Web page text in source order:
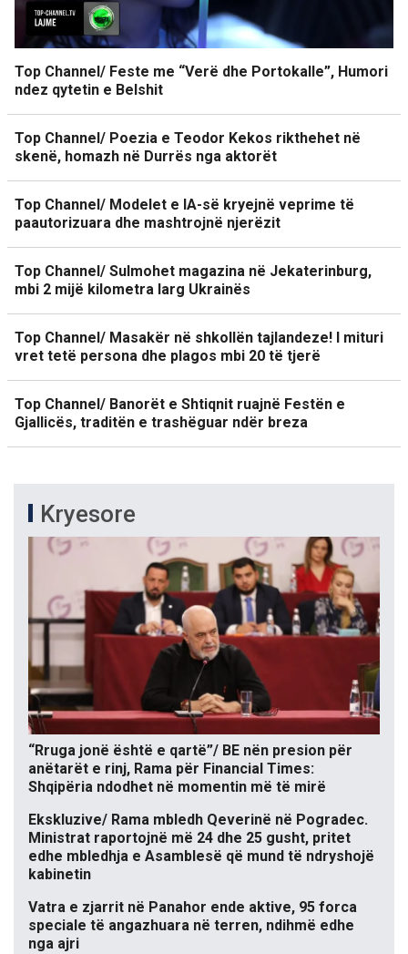
Top Channel/ Feste me “Verë dhe Portokalle”, Humori
ndez qytetin e Belshit
Top Channel/ Poezia e Teodor Kekos rikthehet në
skenë, homazh në Durrës nga aktorët
Top Channel/ Modelet e IA-së kryejnë veprime të
paautorizuara dhe mashtrojnë njerëzit
Top Channel/ Sulmohet magazina në Jekaterinburg,
mbi 2 mijë kilometra larg Ukrainës
Top Channel/ Masakër në shkollën tajlandeze! I mituri
vret tetë persona dhe plagos mbi 20 të tjerë
Top Channel/ Banorët e Shtiqnit ruajnë Festën e
Gjallicës, traditën e trashëguar ndër breza
Kryesore
“Rruga jonë është e qartë”/ BE nën presion për
anëtarët e rinj, Rama për Financial Times:
Shqipëria ndodhet në momentin më të mirë
Ekskluzive/ Rama mbledh Qeverinë në Pogradec.
Ministrat raportojnë më 24 dhe 25 gusht, pritet
edhe mbledhja e Asamblesë që mund të ndryshojë
kabinetin
Vatra e zjarrit në Panahor ende aktive, 95 forca
speciale të angazhuara në terren, ndihmë edhe
nga ajri